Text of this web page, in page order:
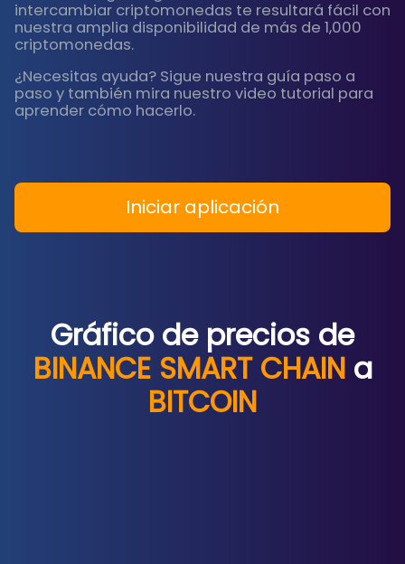
intercambiar criptomonedas te resultará fácil con
nuestra amplia disponibilidad de más de 1,000
criptomonedas.
¿Necesitas ayuda? Sigue nuestra guía paso a
paso y también mira nuestro video tutorial para
aprender cómo hacerlo.
Iniciar aplicación
Gráfico de precios de
BINANCE SMART CHAINa
BITCOIN